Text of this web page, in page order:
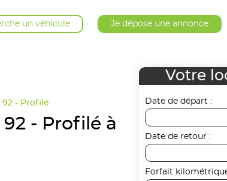
un véhicule Je dépose une annonce
92 - Profilé
- Profilé à
Votre
Date de départ :
Date de retour :
Forfait